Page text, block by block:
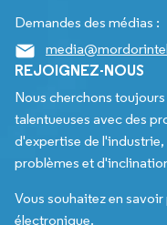
Demandes des médias :
REJOIGNEZ-NOUS
Nous cherchons
talentueuses avec des
d'expertise de
problèmes et
Vous souhaitez en
électronique.